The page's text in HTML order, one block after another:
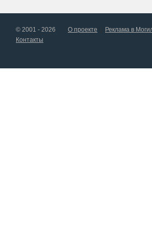
© 2001 - 2026 О проекте Реклама в
Контакты